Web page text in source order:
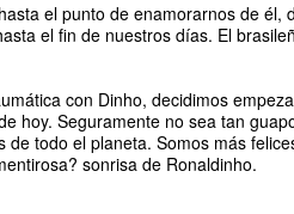
el punto de enamorarnos de
el fin de nuestros días. El
con Dinho, decidimos
hoy. Seguramente no sea tan
todo el planeta. Somos más
sonrisa de Ronaldinho.